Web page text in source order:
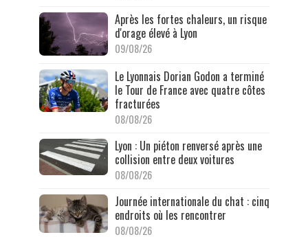
Après les fortes chaleurs, un risque
d'orage élevé à Lyon
09/08/26
Le Lyonnais Dorian Godon a terminé
le Tour de France avec quatre côtes
fracturées
08/08/26
Lyon : Un piéton renversé après une
collision entre deux voitures
08/08/26
Journée internationale du chat : cinq
endroits où les rencontrer
08/08/26